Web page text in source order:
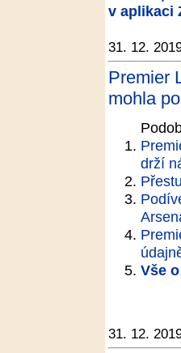
v aplikaci
31. 12.
Premier
mohla
drží
Vše
31. 12.